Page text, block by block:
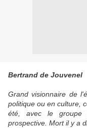
Bertrand de Jouvenel
Grand visionnaire de
politique ou en culture,
été, avec le groupe
prospective. Mort il y a